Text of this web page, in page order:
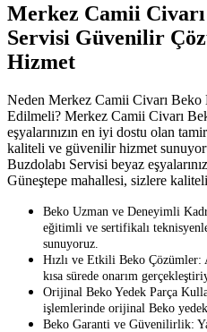
Merkez Camii Civarı
Servisi Güvenilir
Hizmet
Neden Merkez Camii Civarı Beko
Edilmeli? Merkez Camii Civarı
eşyalarınızın en iyi dostu olan
kaliteli ve güvenilir hizmet
Buzdolabı Servisi beyaz
Güneştepe mahallesi, sizlere
Beko Uzman ve Deneyimli
eğitimli ve sertifikalı
sunuyoruz.
Hızlı ve Etkili Beko Çözümler:
kısa sürede onarım
Orijinal Beko Yedek Parça
işlemlerinde orijinal Beko yedek
Beko Garanti ve Güvenilirlik: